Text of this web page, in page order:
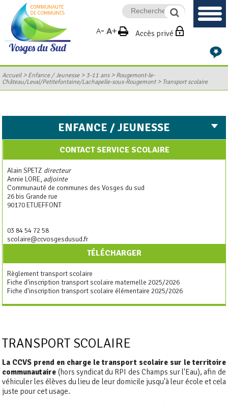
Accès privé
Accueil>Enfance / Jeunesse>3-11 ans>Rougemont-le-
Château/Leval/Petitefontaine/Lachapelle-sous-Rougemont> Transport scolaire
ENFANCE / JEUNESSE
CONTACT SERVICE SCOLAIRE
Alain SPETZ directeur
Annie LORE, adjointe
Communauté de communes des Vosges du sud
26 bis Grande rue
90170 ETUEFFONT
03 84 54 72 58
scolaire@ccvosgesdusud.fr
TÉLÉCHARGER
Règlement transport scolaire
Fiche d'inscription transport scolaire maternelle 2025/2026
Fiche d'inscription transport scolaire élémentaire 2025/2026
TRANSPORT SCOLAIRE
La CCVS prend en charge le transport scolaire sur le territoire
communautaire (hors syndicat du RPI des Champs sur l'Eau), afin de
véhiculer les élèves du lieu de leur domicile jusqu'à leur école et cela
juste pour cet usage.